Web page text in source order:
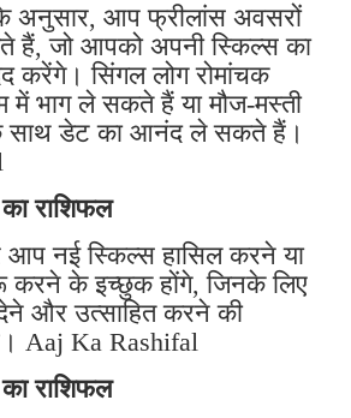
के अनुसार, आप फ्रीलांस अवसरों
हैं, जो आपको अपनी स्किल्स का
करेंगे। सिंगल लोग रोमांचक
में भाग ले सकते हैं या मौज-मस्ती
साथ डेट का आनंद ले सकते हैं।
राशिफल
आप नई स्किल्स हासिल करने या
के इच्छुक होंगे, जिनके लिए
और उत्साहित करने की
Aaj Ka Rashifal
राशिफल